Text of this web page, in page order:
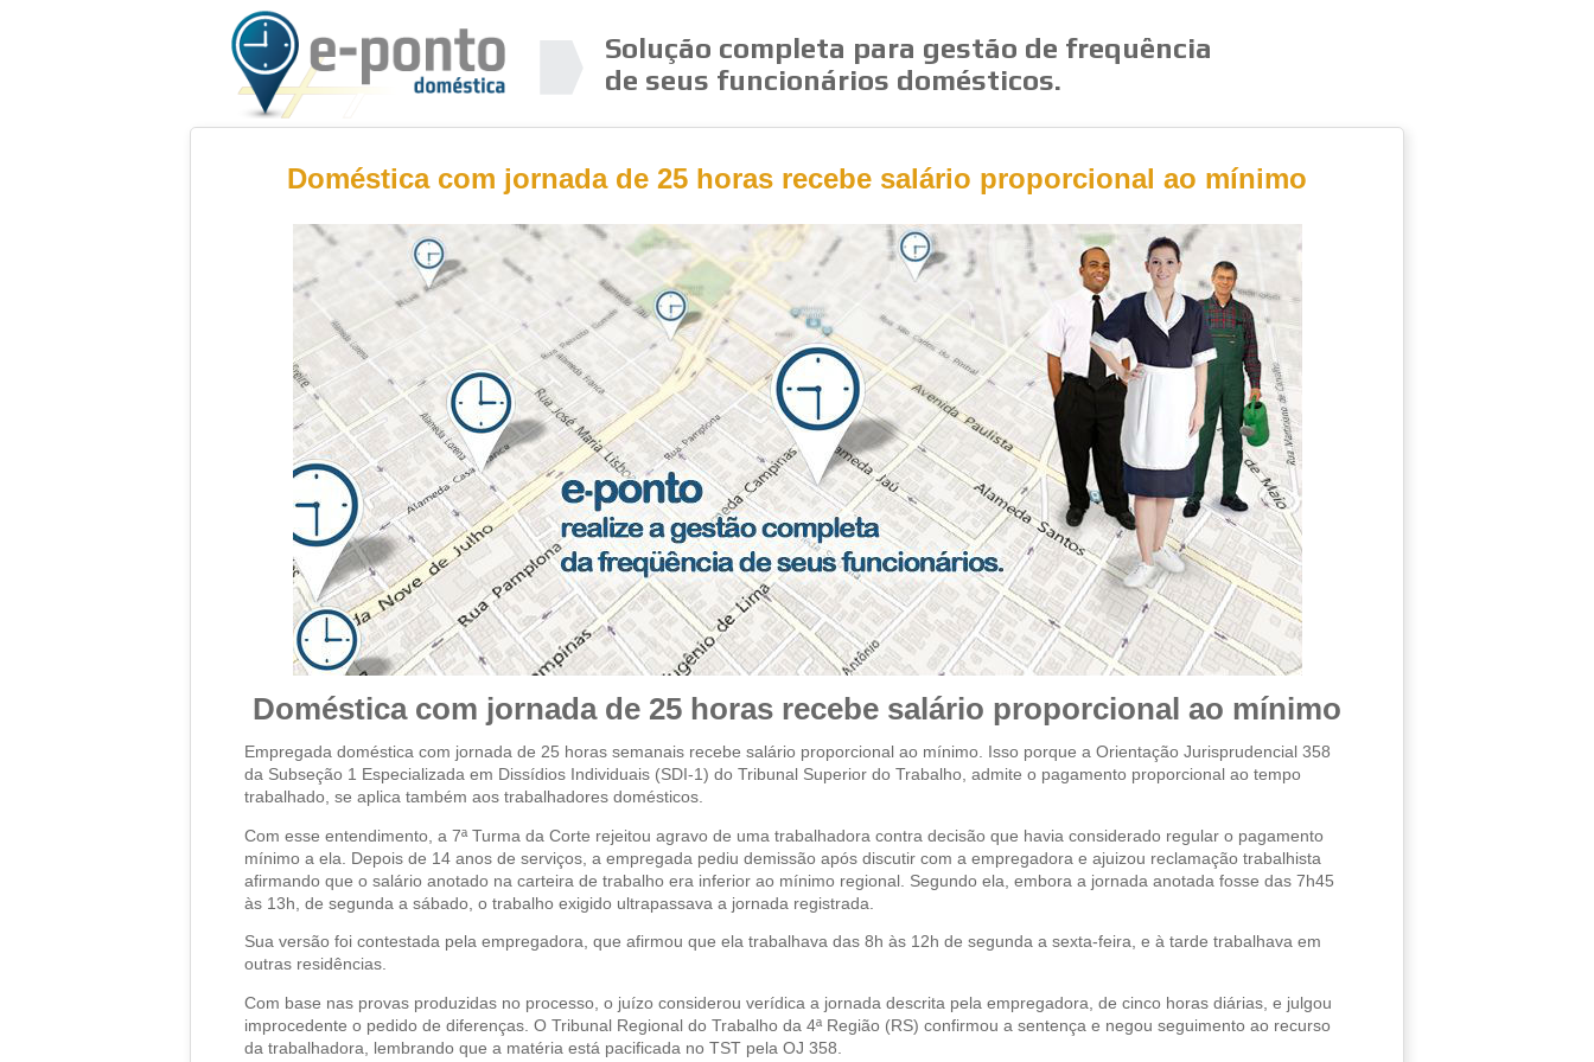
Solução completa para gestão de frequência
de seus funcionários domésticos.
Doméstica com jornada de 25 horas recebe salário proporcional ao mínimo
Doméstica com jornada de 25 horas recebe salário proporcional ao mínimo
Empregada doméstica com jornada de 25 horas semanais recebe salário proporcional ao mínimo. Isso porque a Orientação Jurisprudencial 358
da Subseção 1 Especializada em Dissídios Individuais (SDI-1) do Tribunal Superior do Trabalho, admite o pagamento proporcional ao tempo
trabalhado, se aplica também aos trabalhadores domésticos.
Com esse entendimento, a 7ª Turma da Corte rejeitou agravo de uma trabalhadora contra decisão que havia considerado regular o pagamento
mínimo a ela. Depois de 14 anos de serviços, a empregada pediu demissão após discutir com a empregadora e ajuizou reclamação trabalhista
afirmando que o salário anotado na carteira de trabalho era inferior ao mínimo regional. Segundo ela, embora a jornada anotada fosse das 7h45
às 13h, de segunda a sábado, o trabalho exigido ultrapassava a jornada registrada.
Sua versão foi contestada pela empregadora, que afirmou que ela trabalhava das 8h às 12h de segunda a sexta-feira, e à tarde trabalhava em
outras residências.
Com base nas provas produzidas no processo, o juízo considerou verídica a jornada descrita pela empregadora, de cinco horas diárias, e julgou
improcedente o pedido de diferenças. O Tribunal Regional do Trabalho da 4ª Região (RS) confirmou a sentença e negou seguimento ao recurso
da trabalhadora, lembrando que a matéria está pacificada no TST pela OJ 358.